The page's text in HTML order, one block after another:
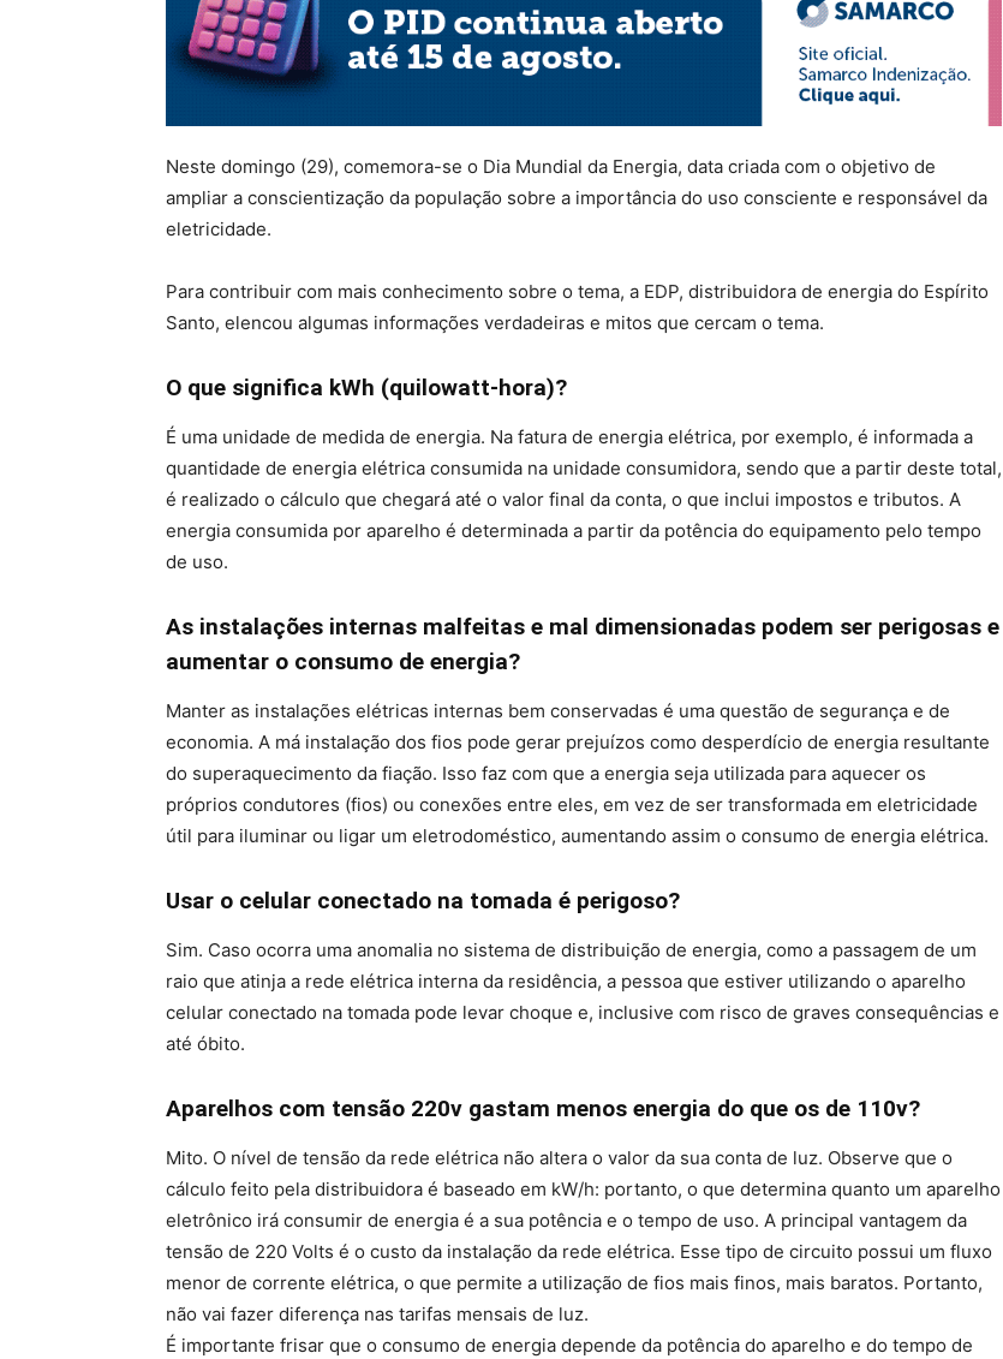
Neste domingo (29), comemora-se o Dia Mundial da Energia, data criada com o objetivo de
ampliar a conscientização da população sobre a importância do uso consciente e responsável da
eletricidade.
Para contribuir com mais conhecimento sobre o tema, a EDP, distribuidora de energia do Espírito
Santo, elencou algumas informações verdadeiras e mitos que cercam o tema.
O que significa kWh (quilowatt-hora)?
É uma unidade de medida de energia. Na fatura de energia elétrica, por exemplo, é informada a
quantidade de energia elétrica consumida na unidade consumidora, sendo que a partir deste total,
é realizado o cálculo que chegará até o valor final da conta, o que inclui impostos e tributos. A
energia consumida por aparelho é determinada a partir da potência do equipamento pelo tempo
de uso.
As instalações internas malfeitas e mal dimensionadas podem ser perigosas e
aumentar o consumo de energia?
Manter as instalações elétricas internas bem conservadas é uma questão de segurança e de
economia. A má instalação dos fios pode gerar prejuízos como desperdício de energia resultante
do superaquecimento da fiação. Isso faz com que a energia seja utilizada para aquecer os
próprios condutores (fios) ou conexões entre eles, em vez de ser transformada em eletricidade
útil para iluminar ou ligar um eletrodoméstico, aumentando assim o consumo de energia elétrica.
Usar o celular conectado na tomada é perigoso?
Sim. Caso ocorra uma anomalia no sistema de distribuição de energia, como a passagem de um
raio que atinja a rede elétrica interna da residência, a pessoa que estiver utilizando o aparelho
celular conectado na tomada pode levar choque e, inclusive com risco de graves consequências e
até óbito.
Aparelhos com tensão 220v gastam menos energia do que os de 110v?
Mito. O nível de tensão da rede elétrica não altera o valor da sua conta de luz. Observe que o
cálculo feito pela distribuidora é baseado em kW/h: portanto, o que determina quanto um aparelho
eletrônico irá consumir de energia é a sua potência e o tempo de uso. A principal vantagem da
tensão de 220 Volts é o custo da instalação da rede elétrica. Esse tipo de circuito possui um fluxo
menor de corrente elétrica, o que permite a utilização de fios mais finos, mais baratos. Portanto,
não vai fazer diferença nas tarifas mensais de luz.
É importante frisar que o consumo de energia depende da potência do aparelho e do tempo de